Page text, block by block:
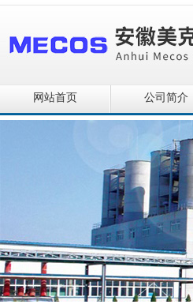
网站首页 公司简介